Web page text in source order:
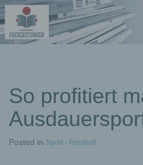
So profitiert
Posted in Sport - Fussball